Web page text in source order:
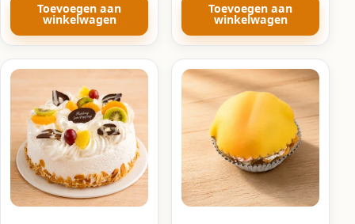
Toevoegen aan
winkelwagen
Toevoegen aan
winkelwagen